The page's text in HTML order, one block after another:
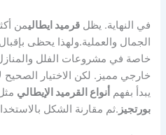
في النهاية. يظلقرميد ايطاليمن
الجمال والعملية.ولهذا يحظى
خاصة في مشروعات الفلل
خارجي مميز. لكن الاختيار
يبدأ بفهم أنواع القرميد الإيطالي
بورتجيز .ثم مقارنة الشكل